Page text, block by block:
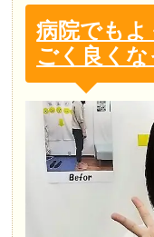
病院でも
ごく良く